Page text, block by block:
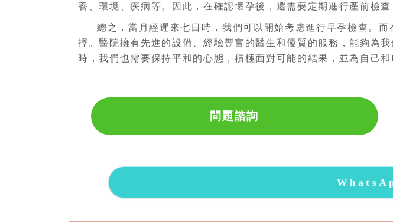
養、環境、疾病等。因此，在確認懷孕後，還需要定期進行產前檢查
總之，當月經遲來七日時，我們可以開始考慮進行早孕檢查。
擇。醫院擁有先進的設備、經驗豐富的醫生和優質的服務，能夠為
時，我們也需要保持平和的心態，積極面對可能的結果，並為自己
問題諮詢